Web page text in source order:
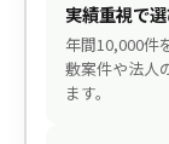
実績重視で
年間10,000件
敷案件や法人
ます。